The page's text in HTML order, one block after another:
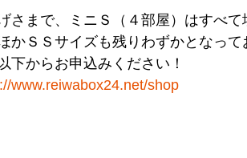
さまで、ミニＳ（４部屋）はすべ
かＳＳサイズも残りわずかとなっ
下からお申込みください！
www.reiwabox24.net/shop